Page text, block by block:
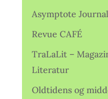
Asymptote Journal
Revue CAFÉ
TraLaLit –
Literatur
Oldtidens og